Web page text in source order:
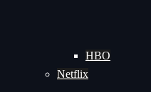
HBO
Netflix